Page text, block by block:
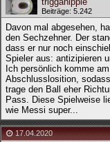
Beiträge: 5.242
Davon mal abgesehen,
den Sechzehner. Der
dass er nur noch
Spieler aus: antizipieren
Ich persönlich komme
Abschlusslosition,
trage den Ball eher
Pass. Diese Spielweise
wie Messi super...
17.04.2020